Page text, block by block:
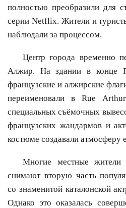
полностью преобразили для
серии Netflix. Жители и
наблюдали за процессом.
Центр города временно
Алжир. На здании в конце
французские и алжирские
переименовали в Rue
специальных съёмочных
французских жандармов и
костюме создавали атмосферу
Многие местные жители
снимают вторую часть
со знаменитой каталонской
Однако это оказалась